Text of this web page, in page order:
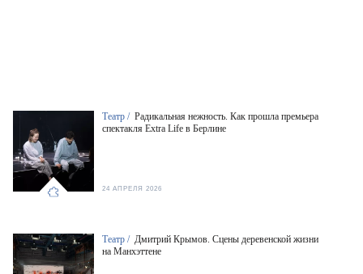
Театр / Радикальная нежность. Как прошла премьера
спектакля Extra Life в Берлине
24 АПРЕЛЯ 2026
Театр / Дмитрий Крымов. Сцены деревенской жизни
на Манхэттене